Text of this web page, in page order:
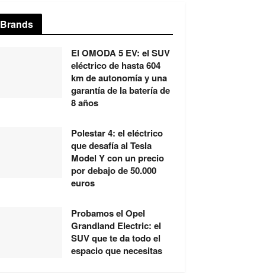
Brands
El OMODA 5 EV: el SUV
eléctrico de hasta 604
km de autonomía y una
garantía de la batería de
8 años
Polestar 4: el eléctrico
que desafía al Tesla
Model Y con un precio
por debajo de 50.000
euros
Probamos el Opel
Grandland Electric: el
SUV que te da todo el
espacio que necesitas